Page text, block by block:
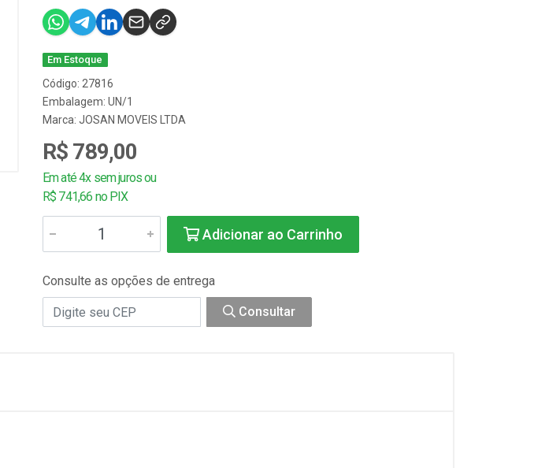
Em Estoque
Código: 27816
Embalagem: UN/1
Marca: JOSAN MOVEIS LTDA
R$ 789,00
Em até 4x sem juros ou
R$ 741,66 no PIX
Adicionar ao Carrinho
Consulte as opções de entrega
Consultar